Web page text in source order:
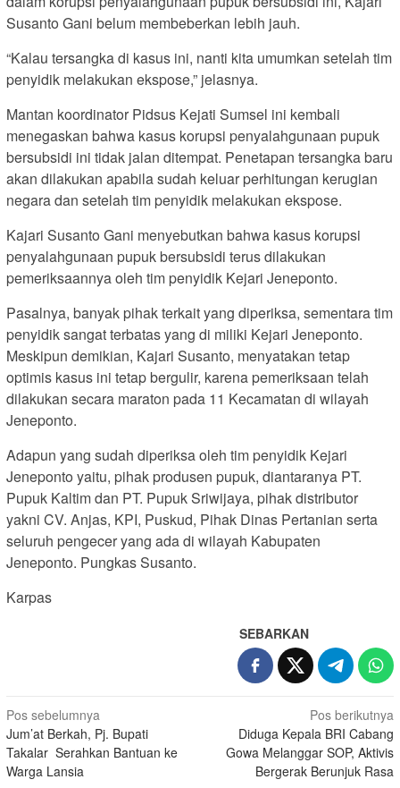
Susanto Gani belum membeberkan lebih jauh.
“Kalau tersangka di kasus ini, nanti kita umumkan setelah tim
penyidik melakukan ekspose,” jelasnya.
Mantan koordinator Pidsus Kejati Sumsel ini kembali
menegaskan bahwa kasus korupsi penyalahgunaan pupuk
bersubsidi ini tidak jalan ditempat. Penetapan tersangka baru
akan dilakukan apabila sudah keluar perhitungan kerugian
negara dan setelah tim penyidik melakukan ekspose.
Kajari Susanto Gani menyebutkan bahwa kasus korupsi
penyalahgunaan pupuk bersubsidi terus dilakukan
pemeriksaannya oleh tim penyidik Kejari Jeneponto.
Pasalnya, banyak pihak terkait yang diperiksa, sementara tim
penyidik sangat terbatas yang di miliki Kejari Jeneponto.
Meskipun demikian, Kajari Susanto, menyatakan tetap
optimis kasus ini tetap bergulir, karena pemeriksaan telah
dilakukan secara maraton pada 11 Kecamatan di wilayah
Jeneponto.
Adapun yang sudah diperiksa oleh tim penyidik Kejari
Jeneponto yaitu, pihak produsen pupuk, diantaranya PT.
Pupuk Kaltim dan PT. Pupuk Sriwijaya, pihak distributor
yakni CV. Anjas, KPI, Puskud, Pihak Dinas Pertanian serta
seluruh pengecer yang ada di wilayah Kabupaten
Jeneponto. Pungkas Susanto.
Karpas
SEBARKAN
Navigasi
pos
Pos sebelumnya
Jum’at Berkah, Pj. Bupati
Takalar Serahkan Bantuan ke
Warga Lansia
Pos berikutnya
Diduga Kepala BRI Cabang
Gowa Melanggar SOP, Aktivis
Bergerak Berunjuk Rasa